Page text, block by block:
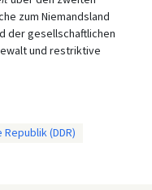
zum Niemandsland
der gesellschaftlichen
und restriktive
(DDR)